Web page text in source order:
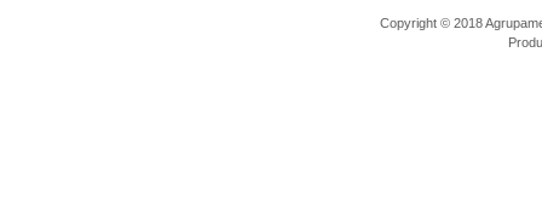
Copyright © 2018